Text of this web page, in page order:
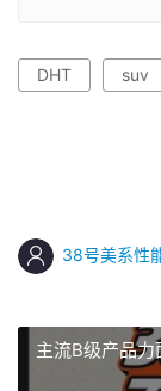
DHT suv
38号美系性
主流B级产品力